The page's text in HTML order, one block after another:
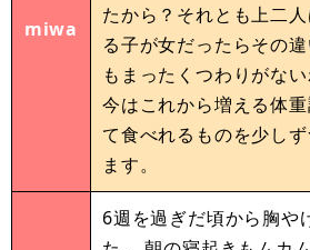
miwa
たから？それとも上二
る子が女だったらその
もまったくつわりがな
今はこれから増える体
て食べれるものを少し
ます。
6週を過ぎだ頃から胸や